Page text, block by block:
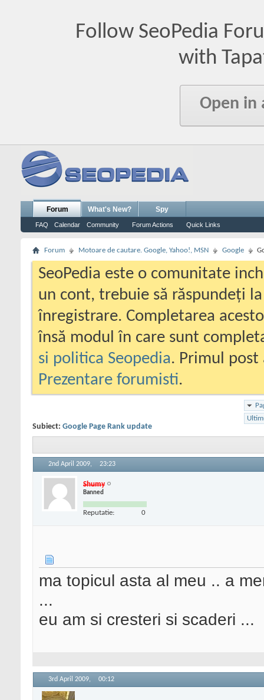
Follow SeoPedia
with
Open in
Forum
FAQ Calendar Community Forum Actions Quick Links
What's New? Spy
Forum Motoare de cautare. Google, Yahoo!, MSN Google
SeoPedia este o comunitate
un cont, trebuie să răspundeți
înregistrare. Completarea
însă modul în care sunt
si politica Seopedia. Primul
Prezentare forumisti.
Subiect: Google Page Rank update
2nd April 2009, 23:23
Shumy
Banned
Reputatie: 0
ma topicul asta al meu .. a
...
eu am si cresteri si scaderi ...
3rd April 2009, 00:12